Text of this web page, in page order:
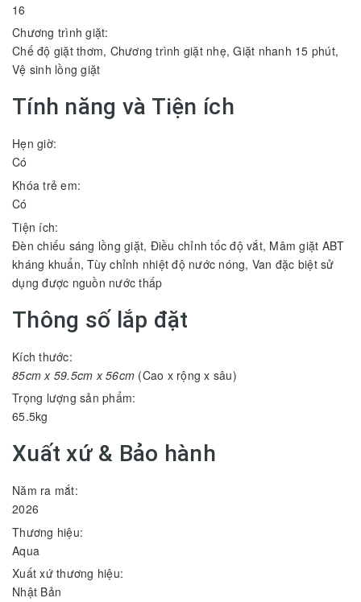
16
Chương trình giặt:
Chế độ giặt thơm, Chương trình giặt nhẹ, Giặt nhanh 15 phút,
Vệ sinh lồng giặt
Tính năng và Tiện ích
Hẹn giờ:
Có
Khóa trẻ em:
Có
Tiện ích:
Đèn chiếu sáng lồng giặt, Điều chỉnh tốc độ vắt, Mâm giặt ABT
kháng khuẩn, Tùy chỉnh nhiệt độ nước nóng, Van đặc biệt sử
dụng được nguồn nước thấp
Thông số lắp đặt
Kích thước:
85cm x 59.5cm x 56cm (Cao x rộng x sâu)
Trọng lượng sản phẩm:
65.5kg
Xuất xứ & Bảo hành
Năm ra mắt:
2026
Thương hiệu:
Aqua
Xuất xứ thương hiệu:
Nhật Bản